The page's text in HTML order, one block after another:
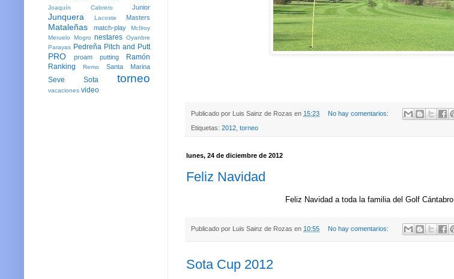
Publicado por Luis Sainz de Rozas en 15:23 No hay comentarios:
Etiquetas: 2012 torneo
lunes, 24 de diciembre de 2012
Feliz Navidad
Feliz Navidad a toda la familia del Golf Cántabro
Publicado por Luis Sainz de Rozas en 10:55 No hay comentarios:
Sota Cup 2012
Joaquín Cabrero Junior
Junquera Lacoste Masters
Mataleñas match-play
McIlroy
Meruelo
Mogro nestares Oyanbre
Parayas Pedreña Pitch and Putt
PRO proam putting
Ramón
Ranking
Remo Santa Marina
Seve Sota torneo
vacaciones video